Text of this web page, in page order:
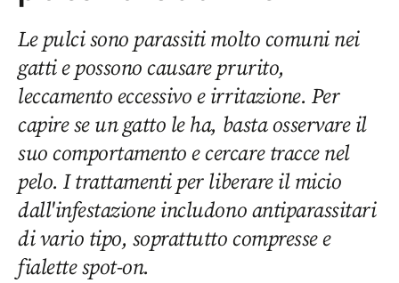
Le pulci sono parassiti molto comuni nei
gatti e possono causare prurito,
leccamento eccessivo e irritazione. Per
capire se un gatto le ha, basta osservare il
suo comportamento e cercare tracce nel
pelo. I trattamenti per liberare il micio
dall'infestazione includono antiparassitari
di vario tipo, soprattutto compresse e
fialette spot-on.